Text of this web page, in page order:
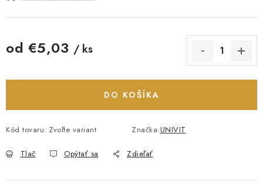
od €5,03 / ks
DO KOŠÍKA
Kód tovaru: Zvoľte variant Značka:UNIVIT
Tlač Opýtať sa Zdieľať